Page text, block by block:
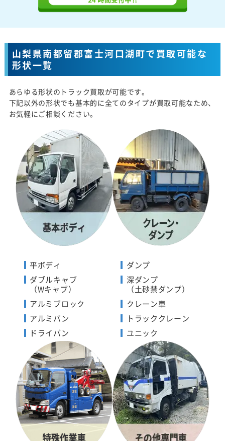
山梨県南都留郡富士河口湖町で買取可能な
形状一覧
あらゆる形状のトラック買取が可能です。
下記以外の形状でも基本的に全てのタイプが買取可能なため、
お気軽にご相談ください。
平ボディ
ダブルキャブ
（Wキャブ）
アルミブロック
アルミバン
ドライバン
ダンプ
深ダンプ
（土砂禁ダンプ）
クレーン車
トラッククレーン
ユニック